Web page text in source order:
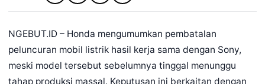
NGEBUT.ID – Honda mengumumkan pembatalan
peluncuran mobil listrik hasil kerja sama dengan Sony,
meski model tersebut sebelumnya tinggal menunggu
tahap produksi massal. Keputusan ini berkaitan dengan